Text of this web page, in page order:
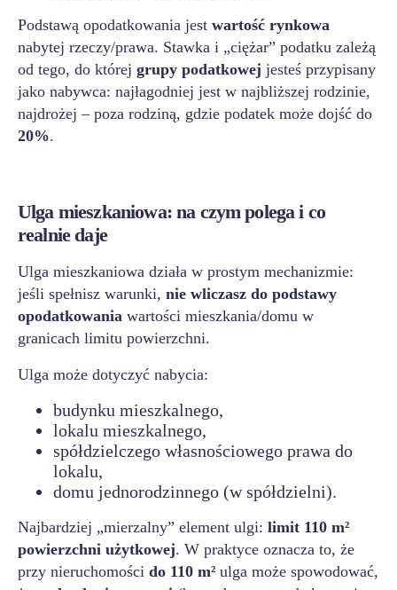
Podstawą opodatkowania jest wartość rynkowa
nabytej rzeczy/prawa. Stawka i „ciężar” podatku zależą
od tego, do której grupy podatkowej jesteś przypisany
jako nabywca: najłagodniej jest w najbliższej rodzinie,
najdrożej – poza rodziną, gdzie podatek może dojść do
20%.
Ulga mieszkaniowa: na czym polega i co
realnie daje
Ulga mieszkaniowa działa w prostym mechanizmie:
jeśli spełnisz warunki, nie wliczasz do podstawy
opodatkowania wartości mieszkania/domu w
granicach limitu powierzchni.
Ulga może dotyczyć nabycia:
budynku mieszkalnego,
lokalu mieszkalnego,
spółdzielczego własnościowego prawa do
lokalu,
domu jednorodzinnego (w spółdzielni).
Najbardziej „mierzalny” element ulgi: limit 110 m²
powierzchni użytkowej. W praktyce oznacza to, że
przy nieruchomości do 110 m² ulga może spowodować,